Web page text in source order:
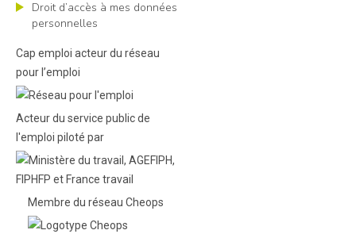
Droit d’accès à mes données
personnelles
Cap emploi acteur du réseau
pour l’emploi
Acteur du service public de
l'emploi piloté par
Membre du réseau Cheops